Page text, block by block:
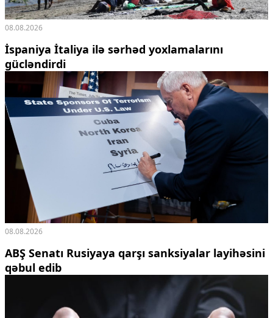
08.08.2026
İspaniya İtaliya ilə sərhəd yoxlamalarını
gücləndirdi
08.08.2026
ABŞ Senatı Rusiyaya qarşı sanksiyalar layihəsini
qəbul edib